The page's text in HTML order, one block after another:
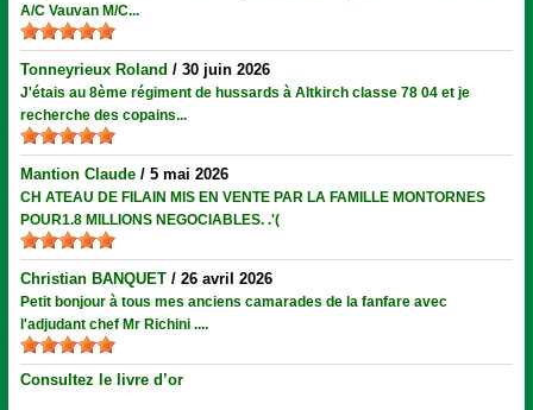
A/C Vauvan M/C...
Tonneyrieux Roland /30 juin 2026
J'étais au 8ème régiment de hussards à Altkirch classe 78 04 et je
recherche des copains...
Mantion Claude /5 mai 2026
CH ATEAU DE FILAIN MIS EN VENTE PAR LA FAMILLE MONTORNES
POUR1.8 MILLIONS NEGOCIABLES. .'(
Christian BANQUET /26 avril 2026
Petit bonjour à tous mes anciens camarades de la fanfare avec
l'adjudant chef Mr Richini ....
Consultez le livre d’or